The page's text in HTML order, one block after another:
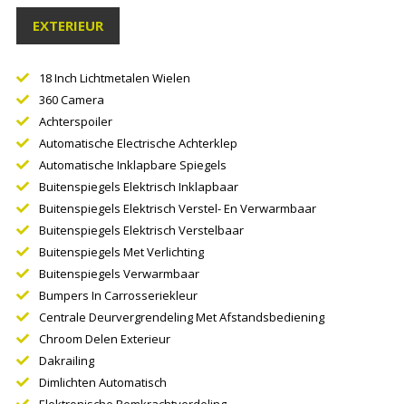
EXTERIEUR
18 Inch Lichtmetalen Wielen
360 Camera
Achterspoiler
Automatische Electrische Achterklep
Automatische Inklapbare Spiegels
Buitenspiegels Elektrisch Inklapbaar
Buitenspiegels Elektrisch Verstel- En Verwarmbaar
Buitenspiegels Elektrisch Verstelbaar
Buitenspiegels Met Verlichting
Buitenspiegels Verwarmbaar
Bumpers In Carrosseriekleur
Centrale Deurvergrendeling Met Afstandsbediening
Chroom Delen Exterieur
Dakrailing
Dimlichten Automatisch